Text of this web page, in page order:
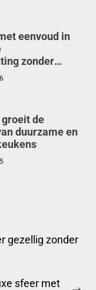
eenvoud in
zonder
de
duurzame en
gezellig zonder
sfeer met